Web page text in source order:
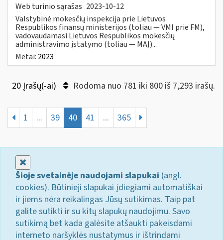
Web turinio sąrašas 2023-10-12
Valstybinė mokesčių inspekcija prie Lietuvos
Respublikos finansų ministerijos (toliau — VMI prie FM),
vadovaudamasi Lietuvos Respublikos mokesčių
administravimo įstatymo (toliau — MAĮ)...
Metai: 2023
20 Įrašų(-ai) Rodoma nuo 781 iki 800 iš 7,293 irašų.
1 ... 39 40 41 ... 365
Šioje svetainėje naudojami slapukai (angl.
cookies). Būtinieji slapukai įdiegiami automatiškai
ir jiems nėra reikalingas Jūsų sutikimas. Taip pat
galite sutikti ir su kitų slapukų naudojimu. Savo
sutikimą bet kada galėsite atšaukti pakeisdami
interneto naršyklės nustatymus ir ištrindami